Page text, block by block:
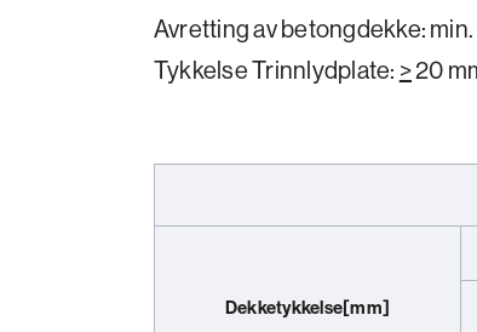
Avretting av betongdekke:
Tykkelse Trinnlydplate: >20
Dekketykkelse[mm]